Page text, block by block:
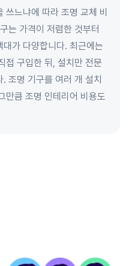
느냐에 따라 조명 교체 비
는 가격이 저렴한 것부터
가 다양합니다. 최근에는
접 구입한 뒤, 설치만 전문
조명 기구를 여러 개 설치
만큼 조명 인테리어 비용도